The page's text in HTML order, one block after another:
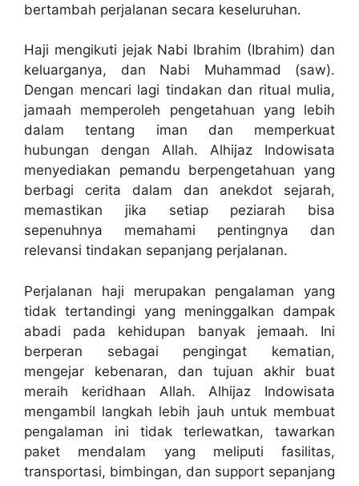
bertambah perjalanan secara keseluruhan.
Haji mengikuti jejak Nabi Ibrahim (Ibrahim) dan
keluarganya, dan Nabi Muhammad (saw).
Dengan mencari lagi tindakan dan ritual mulia,
jamaah memperoleh pengetahuan yang lebih
dalam tentang iman dan memperkuat
hubungan dengan Allah. Alhijaz Indowisata
menyediakan pemandu berpengetahuan yang
berbagi cerita dalam dan anekdot sejarah,
memastikan jika setiap peziarah bisa
sepenuhnya memahami pentingnya dan
relevansi tindakan sepanjang perjalanan.
Perjalanan haji merupakan pengalaman yang
tidak tertandingi yang meninggalkan dampak
abadi pada kehidupan banyak jemaah. Ini
berperan sebagai pengingat kematian,
mengejar kebenaran, dan tujuan akhir buat
meraih keridhaan Allah. Alhijaz Indowisata
mengambil langkah lebih jauh untuk membuat
pengalaman ini tidak terlewatkan, tawarkan
paket mendalam yang meliputi fasilitas,
transportasi, bimbingan, dan support sepanjang